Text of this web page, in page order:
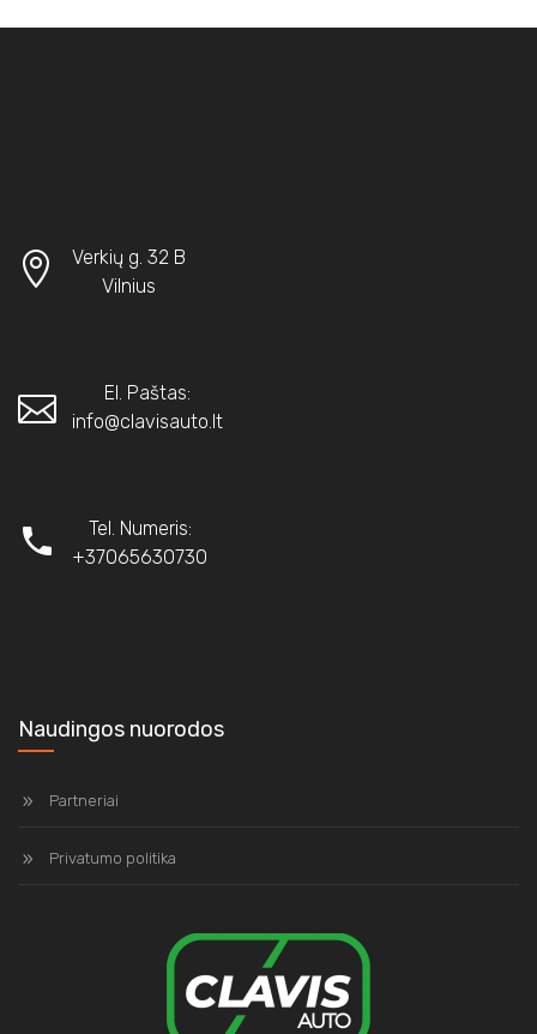
Verkių g. 32 B
Vilnius
El. Paštas:
info@clavisauto.lt
Tel. Numeris:
+37065630730
Naudingos nuorodos
Partneriai
Privatumo politika